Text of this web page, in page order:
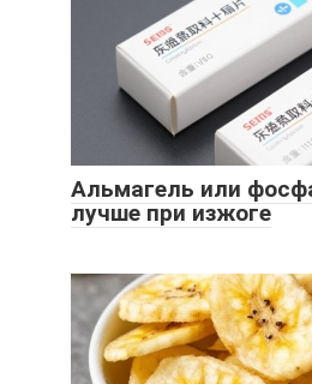
Альмагель или
лучше при изжоге